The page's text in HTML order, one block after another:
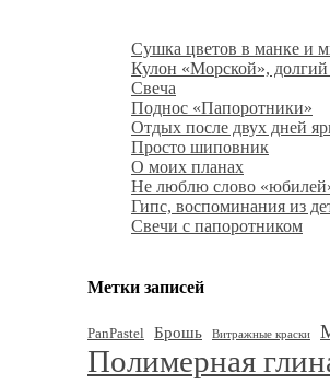
Сушка цветов в манке и
Кулон «Морской», долгий
Свеча
Поднос «Папоротники»
Отдых после двух дней
Просто шиповник
О моих планах
Не люблю слово
Гипс, воспоминания из
Свечи с папоротником
Метки записей
PanPastel Брошь Витражные краски
Полимерная